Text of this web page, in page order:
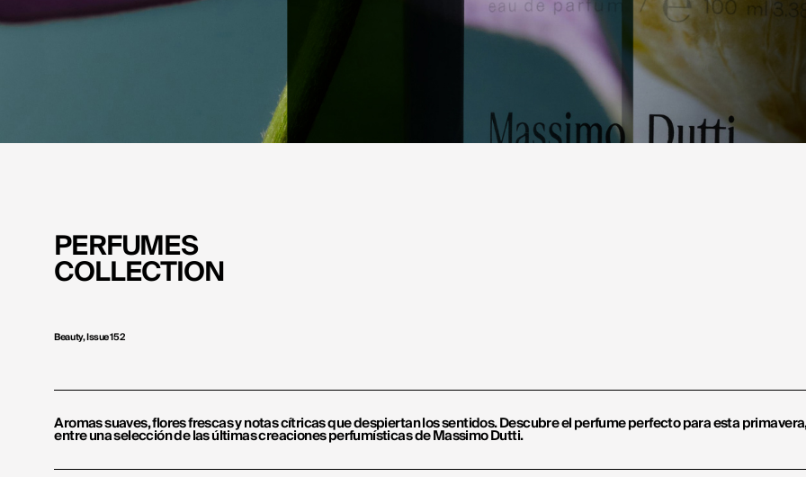
PERFUMES
COLLECTION
Beauty, Issue 152
Aromas suaves, flores frescas y notas cítricas que despiertan los sentidos. Descubre el perfume perfecto para esta
entre una selección de las últimas creaciones perfumísticas de Massimo Dutti.